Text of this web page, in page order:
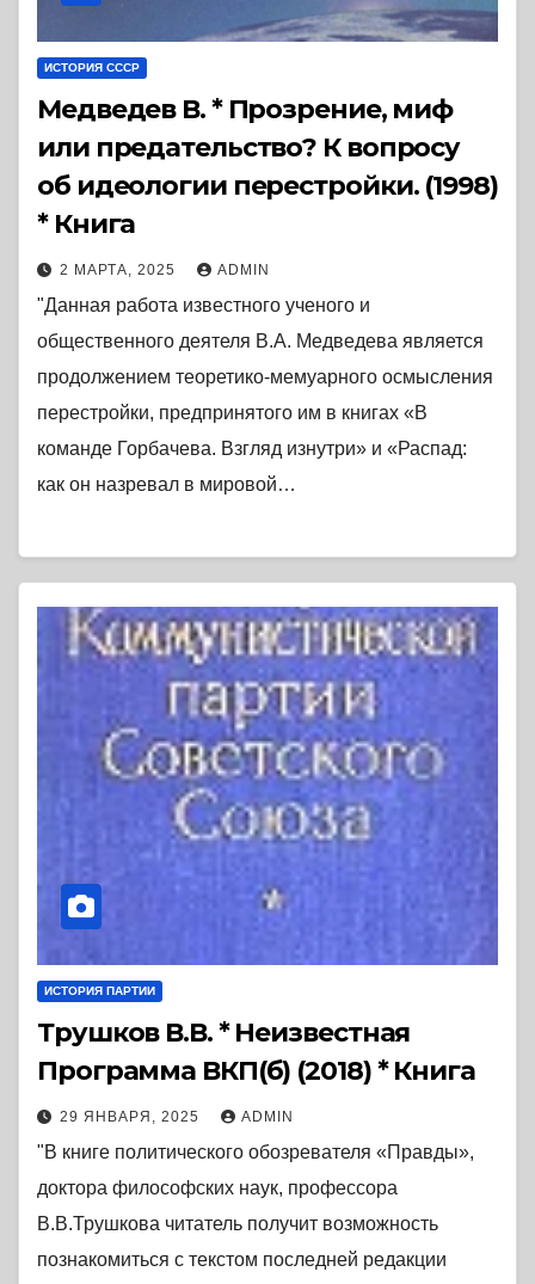
ИСТОРИЯ СССР
Медведев В. * Прозрение, миф
или предательство? К вопросу
об идеологии перестройки. (1998)
* Книга
2 МАРТА, 2025 ADMIN
"Данная работа известного ученого и
общественного деятеля В.А. Медведева является
продолжением теоретико-мемуарного осмысления
перестройки, предпринятого им в книгах «В
команде Горбачева. Взгляд изнутри» и «Распад:
как он назревал в мировой…
ИСТОРИЯ ПАРТИИ
Трушков В.В. * Неизвестная
Программа ВКП(б) (2018) * Книга
29 ЯНВАРЯ, 2025 ADMIN
"В книге политического обозревателя «Правды»,
доктора философских наук, профессора
В.В.Трушкова читатель получит возможность
познакомиться с текстом последней редакции